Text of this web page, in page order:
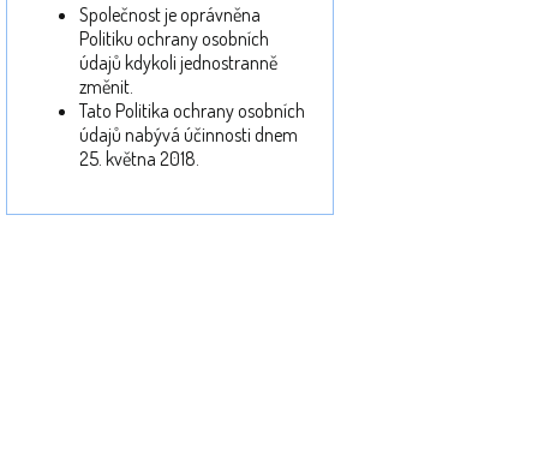
Společnost je oprávněna
Politiku ochrany osobních
údajů kdykoli jednostranně
změnit.
Tato Politika ochrany osobních
údajů nabývá účinnosti dnem
25. května 2018.